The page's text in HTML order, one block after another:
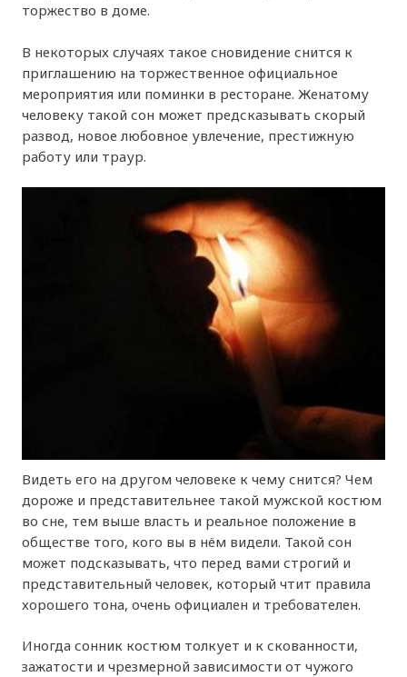
торжество в доме.
В некоторых случаях такое сновидение снится к
приглашению на торжественное официальное
мероприятия или поминки в ресторане. Женатому
человеку такой сон может предсказывать скорый
развод, новое любовное увлечение, престижную
работу или траур.
Видеть его на другом человеке к чему снится? Чем
дороже и представительнее такой мужской костюм
во сне, тем выше власть и реальное положение в
обществе того, кого вы в нём видели. Такой сон
может подсказывать, что перед вами строгий и
представительный человек, который чтит правила
хорошего тона, очень официален и требователен.
Иногда сонник костюм толкует и к скованности,
зажатости и чрезмерной зависимости от чужого